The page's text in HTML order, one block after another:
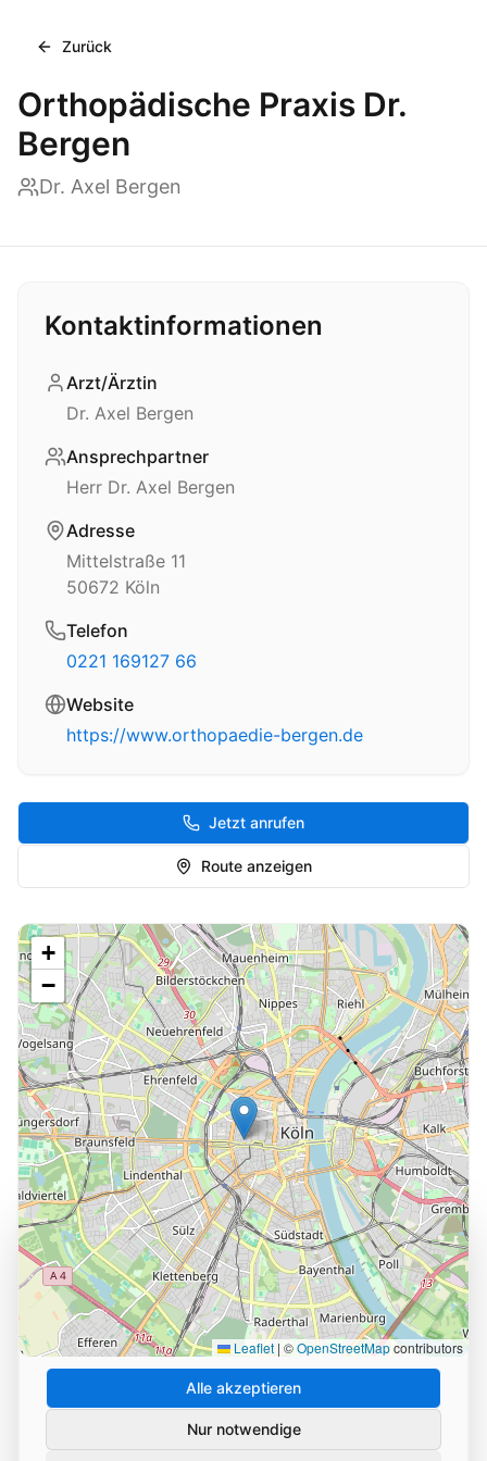
Cookie-Einstellungen
Wir verwenden Cookies und ähnliche Technologien, um
die Nutzung unserer Website zu analysieren und zu
verbessern. Durch Ihre Zustimmung helfen Sie uns,
unseren Service zu optimieren.
Alle akzeptieren
Nur notwendige
Zurück
Orthopädische Praxis Dr.
Bergen
Dr. Axel Bergen
Kontaktinformationen
Arzt/Ärztin
Dr. Axel Bergen
Ansprechpartner
Herr Dr. Axel Bergen
Adresse
Mittelstraße 11
50672 Köln
Telefon
0221 169127 66
Website
https://www.orthopaedie-bergen.de
Jetzt anrufen
Route anzeigen
+
−
Leaflet | ©OpenStreetMapcontributors